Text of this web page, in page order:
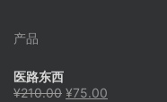
产品
医路东西
¥210.00 原
¥75.00